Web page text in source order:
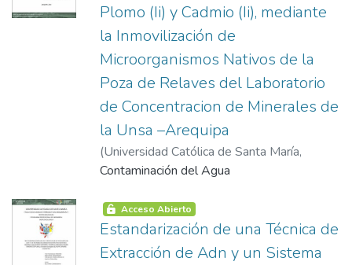
Plomo (Ii) y Cadmio (Ii), mediante
la Inmovilización de
Microorganismos Nativos de la
Poza de Relaves del Laboratorio
de Concentracion de Minerales de
la Unsa –Arequipa
(Universidad Católica de Santa María,
2004-02-14) Apaza Aquino, Hugo
Contaminación del Agua
Acceso Abierto
Estandarización de una Técnica de
Extracción de Adn y un Sistema